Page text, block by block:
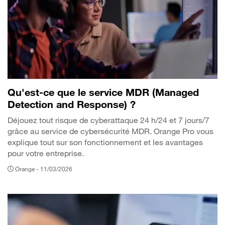
Qu'est-ce que le service MDR (Managed
Detection and Response) ?
Déjouez tout risque de cyberattaque 24 h/24 et 7 jours/7
grâce au service de cybersécurité MDR. Orange Pro vous
explique tout sur son fonctionnement et les avantages
pour votre entreprise.
Orange - 11/03/2026